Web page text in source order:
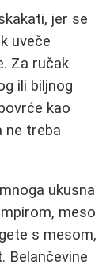
jer se
uveče
Za ručak
ili biljnog
kao
ne treba
ukusna
meso
s mesom,
Belančevine